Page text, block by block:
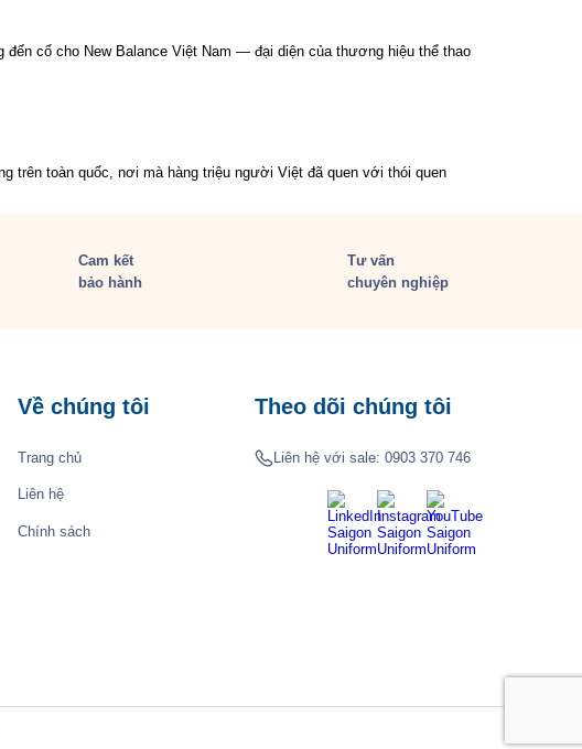
đến cổ cho New Balance Việt Nam — đại diện của thương hiệu thể thao
trên toàn quốc, nơi mà hàng triệu người Việt đã quen với thói quen
Cam kết
bảo hành
Tư vấn
chuyên nghiệp
Về chúng tôi
Trang chủ
Liên hệ
Chính sách
Theo dõi chúng tôi
Liên hệ với sale:0903 370 746